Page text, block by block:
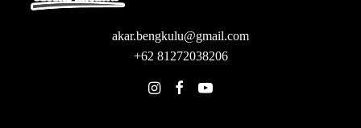
akar.bengkulu@gmail.com
+62 81272038206